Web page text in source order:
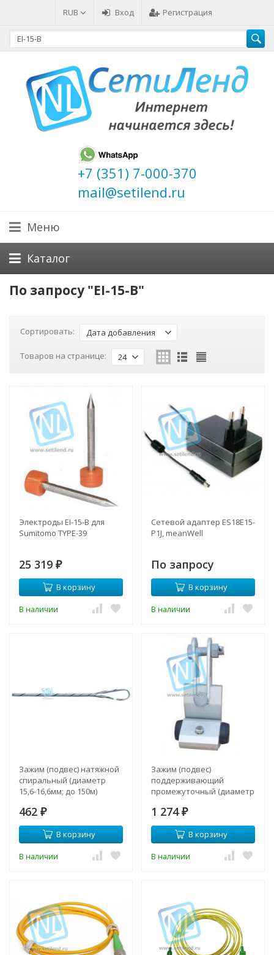
RUB Вход Регистрация
+7 (351) 7-000-370
mail@setilend.ru
Меню
Каталог
По запросу "EI-15-B"
Сортировать: Дата добавления
Товаров на странице: 24
Электроды EI-15-B для
Sumitomo TYPE-39
25 319 ₽
В корзину
В наличии
Сетевой адаптер ES18E15-
P1J, meanWell
По запросу
В корзину
В наличии
Зажим (подвес) натяжной
спиральный (диаметр
15,6-16,6мм; до 150м)
462 ₽
В корзину
В наличии
Зажим (подвес)
поддерживающий
промежуточный (диаметр
1 274 ₽
В корзину
В наличии